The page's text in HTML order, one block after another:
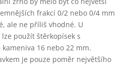
frakcí 0/2 nebo 0/4 mm
ale ne příliš vhodné. U
použít štěrkopísek s
16 nebo 22 mm.
je pouze poměr největšího